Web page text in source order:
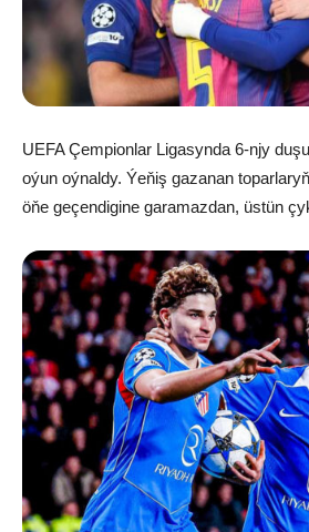
UEFA Çempionlar Ligasynda 6-njy
oýun oýnaldy. Ýeňiş gazanan
öňe geçendigine garamazdan, üstün